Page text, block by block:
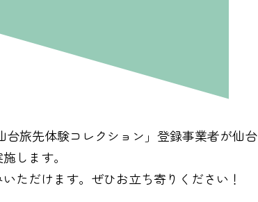
旅先体験コレクション」登録事業者が仙
します。
ただけます。ぜひお立ち寄りください！